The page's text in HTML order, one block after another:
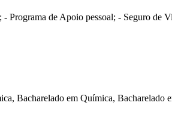
Programa de Apoio pessoal; - Seguro de
Bacharelado em Química,